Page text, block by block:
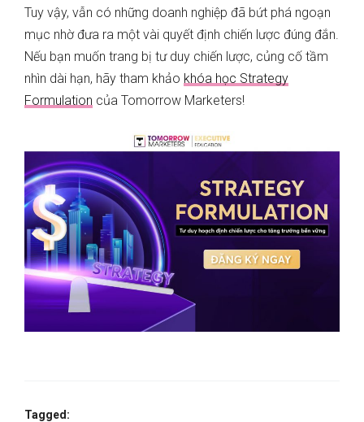
Tuy vậy, vẫn có những doanh nghiệp đã bứt phá ngoạn
mục nhờ đưa ra một vài quyết định chiến lược đúng đắn.
Nếu bạn muốn trang bị tư duy chiến lược, củng cố tầm
nhìn dài hạn, hãy tham khảo khóa học Strategy
Formulation của Tomorrow Marketers!
Tagged: